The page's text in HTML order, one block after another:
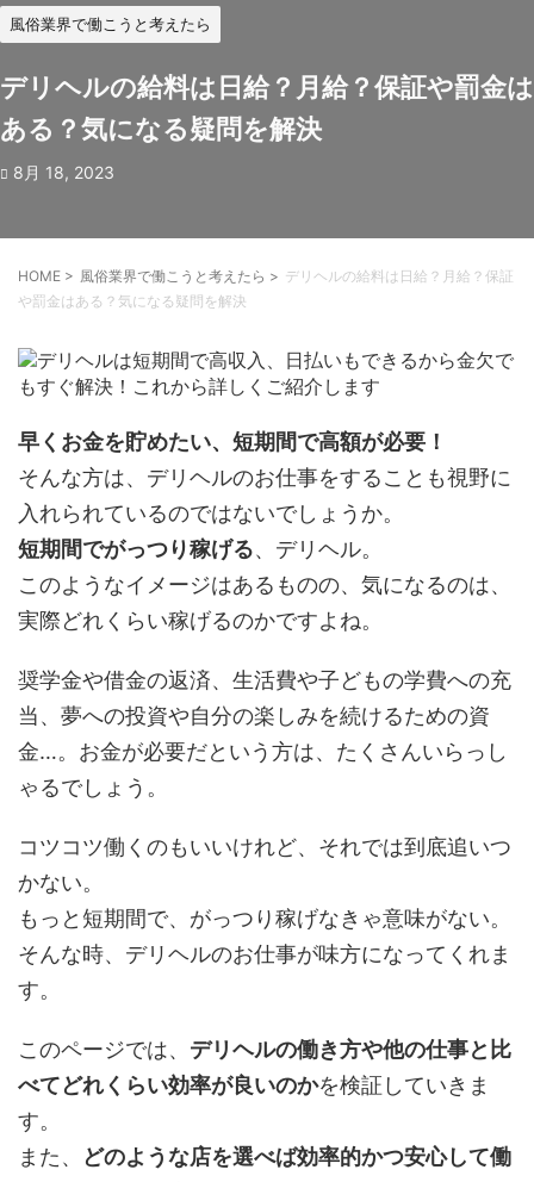
風俗業界で働こうと考えたら
デリヘルの給料は日給？月給？保証や罰金は
ある？気になる疑問を解決
8月 18, 2023
HOME > 風俗業界で働こうと考えたら > デリヘルの給料は日給？月給？保証
や罰金はある？気になる疑問を解決
早くお金を貯めたい、短期間で高額が必要！
そんな方は、デリヘルのお仕事をすることも視野に
入れられているのではないでしょうか。
短期間でがっつり稼げる、デリヘル。
このようなイメージはあるものの、気になるのは、
実際どれくらい稼げるのかですよね。
奨学金や借金の返済、生活費や子どもの学費への充
当、夢への投資や自分の楽しみを続けるための資
金…。お金が必要だという方は、たくさんいらっし
ゃるでしょう。
コツコツ働くのもいいけれど、それでは到底追いつ
かない。
もっと短期間で、がっつり稼げなきゃ意味がない。
そんな時、デリヘルのお仕事が味方になってくれま
す。
このページでは、 デリヘルの働き方や他の仕事と比
べてどれくらい効率が良いのかを検証していきま
す。
また、
どのような店を選べば効率的かつ安心して働